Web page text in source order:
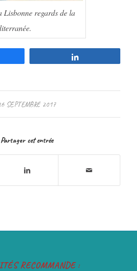
Lisbonne regards de la
SEPTEMBRE 2017
Partager cet entrée
RECOMMANDE :